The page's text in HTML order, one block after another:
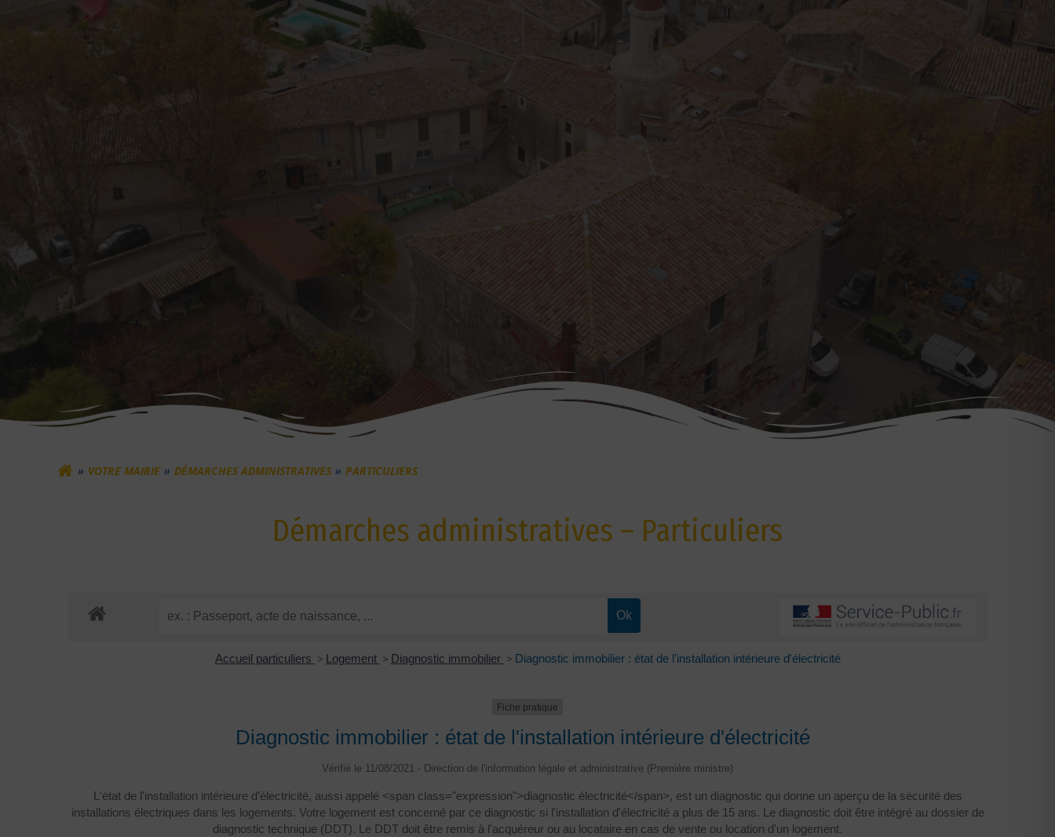
VOTRE MAIRIE DÉMARCHES ADMINISTRATIVES PARTICULIERS
Démarches administratives – Particuliers
Accueil particuliers > Logement > Diagnostic immobilier > Diagnostic immobilier : état de l'installation intérieure d'électricité
Fiche pratique
Diagnostic immobilier : état de l'installation intérieure d'électricité
Vérifié le 11/08/2021 - Direction de l'information légale et administrative (Première ministre)
L'état de l'installation intérieure d’électricité, aussi appelé <span class="expression">diagnostic électricité</span>, est un diagnostic qui donne un aperçu de la sécurité des
installations électriques dans les logements. Votre logement est concerné par ce diagnostic si l'installation d'électricité a plus de 15 ans. Le diagnostic doit être intégré au dossier de
diagnostic technique (DDT). Le DDT doit être remis à l'acquéreur ou au locataire en cas de vente ou location d'un logement.